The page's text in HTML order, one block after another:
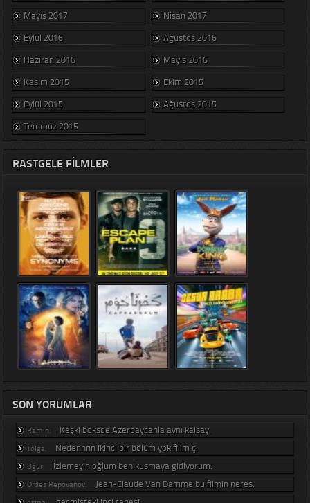
Mayıs 2017
Nisan 2017
Eylül 2016
Ağustos 2016
Haziran 2016
Mayıs 2016
Kasım 2015
Ekim 2015
Eylül 2015
Ağustos 2015
Temmuz 2015
RASTGELE FILMLER
SON YORUMLAR
Ramin: Keşki boksde Azerbaycanla aynı kalsay.
Tolga: Nedennnn ikinci bir bölüm yok filim ç.
Uğur: İzlemeyin oğlum ben kusmaya gidiyorum.
Ordes Repovanov: Jean-Claude Van Damme bu filmin neres.